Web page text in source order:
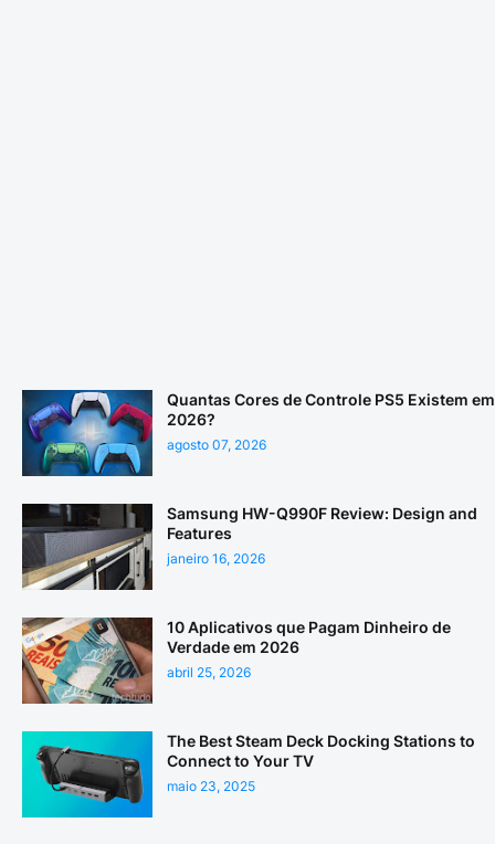
Quantas Cores de Controle PS5 Existem em
2026?
agosto 07, 2026
Samsung HW-Q990F Review: Design and
Features
janeiro 16, 2026
10 Aplicativos que Pagam Dinheiro de
Verdade em 2026
abril 25, 2026
The Best Steam Deck Docking Stations to
Connect to Your TV
maio 23, 2025